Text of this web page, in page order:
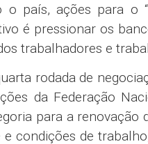
país, ações para o
é pressionar os
trabalhadores e
rodada de
da Federação
para a renovação
condições de